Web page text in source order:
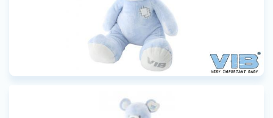
VIB®-Dealer worden